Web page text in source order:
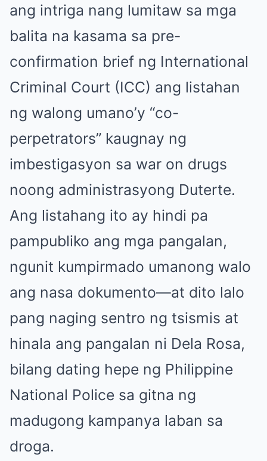
ang intriga nang lumitaw sa mga
balita na kasama sa pre-
confirmation brief ng International
Criminal Court (ICC) ang listahan
ng walong umano’y “co-
perpetrators” kaugnay ng
imbestigasyon sa war on drugs
noong administrasyong Duterte.
Ang listahang ito ay hindi pa
pampubliko ang mga pangalan,
ngunit kumpirmado umanong walo
ang nasa dokumento—at dito lalo
pang naging sentro ng tsismis at
hinala ang pangalan ni Dela Rosa,
bilang dating hepe ng Philippine
National Police sa gitna ng
madugong kampanya laban sa
droga.